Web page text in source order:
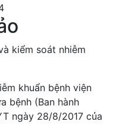
kiểm soát nhiễm
khuẩn bệnh viện
bệnh (Ban hành
ngày 28/8/2017 của